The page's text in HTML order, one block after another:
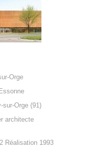
Orge
sur-Orge (91)
architecte
Réalisation 1993